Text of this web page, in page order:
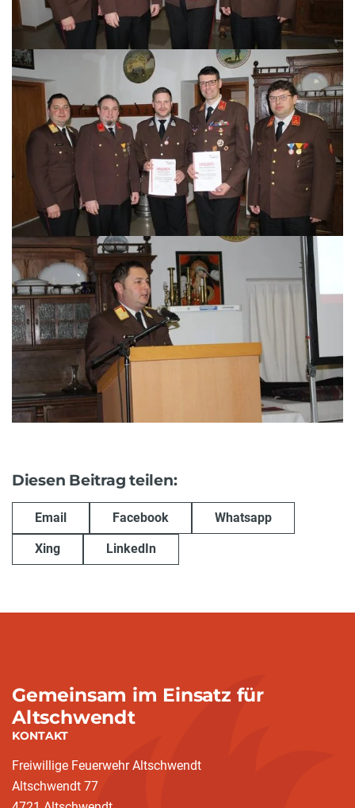
Diesen Beitrag teilen:
Email Facebook Whatsapp
Xing LinkedIn
Gemeinsam im Einsatz für
Altschwendt
KONTAKT
Freiwillige Feuerwehr Altschwendt
Altschwendt 77